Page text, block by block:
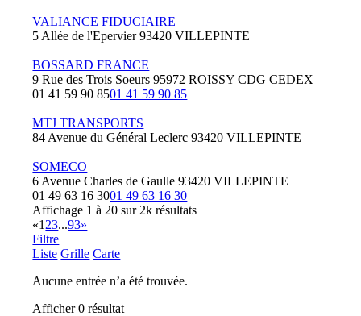
VALIANCE FIDUCIAIRE
5 Allée de l'Epervier 93420 VILLEPINTE
BOSSARD FRANCE
9 Rue des Trois Soeurs 95972 ROISSY CDG CEDEX
01 41 59 90 8501 41 59 90 85
MTJ TRANSPORTS
84 Avenue du Général Leclerc 93420 VILLEPINTE
SOMECO
6 Avenue Charles de Gaulle 93420 VILLEPINTE
01 49 63 16 3001 49 63 16 30
Affichage 1 à 20 sur 2k résultats
«1 23...93»
Filtre
Liste Grille Carte
Aucune entrée n’a été trouvée.
Afficher 0 résultat